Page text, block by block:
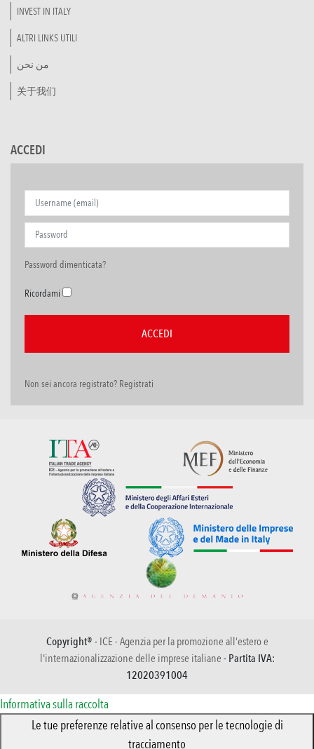
INVEST IN ITALY
ALTRI LINKS UTILI
من نحن
关于我们
ACCEDI
Password dimenticata?
Ricordami
Non sei ancora registrato? Registrati
Copyright® - ICE - Agenzia per la promozione all’estero e
l'internazionalizzazione delle imprese italiane - Partita IVA:
12020391004
Informativa sulla raccolta
Le tue preferenze relative al consenso per le tecnologie di
tracciamento